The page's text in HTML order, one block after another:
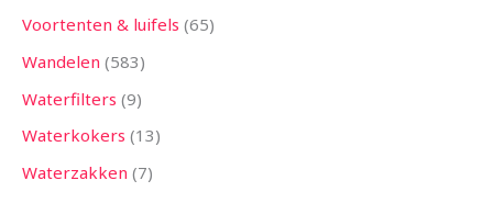
Voortenten & luifels 65
Wandelen 583
Waterfilters 9
Waterkokers 13
Waterzakken 7